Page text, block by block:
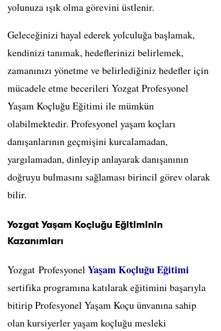
yolunuza ışık olma görevini üstlenir.
Geleceğinizi hayal ederek yolculuğa başlamak,
kendinizi tanımak, hedeflerinizi belirlemek,
zamanınızı yönetme ve belirlediğiniz hedefler için
mücadele etme becerileri Yozgat Profesyonel
Yaşam Koçluğu Eğitimi ile mümkün
olabilmektedir. Profesyonel yaşam koçları
danışanlarının geçmişini kurcalamadan,
yargılamadan, dinleyip anlayarak danışanının
doğruyu bulmasını sağlaması birincil görev olarak
bilir.
Yozgat Yaşam Koçluğu Eğitiminin
Kazanımları
Yozgat Profesyonel Yaşam Koçluğu Eğitimi
sertifika programına katılarak eğitimini başarıyla
bitirip Profesyonel Yaşam Koçu ünvanına sahip
olan kursiyerler yaşam koçluğu mesleki